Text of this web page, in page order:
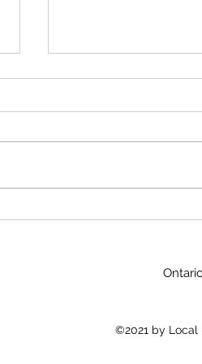
金價波動的理由
了解金價的浮動及近期
的結果。 下面這個表
©2021 by Local